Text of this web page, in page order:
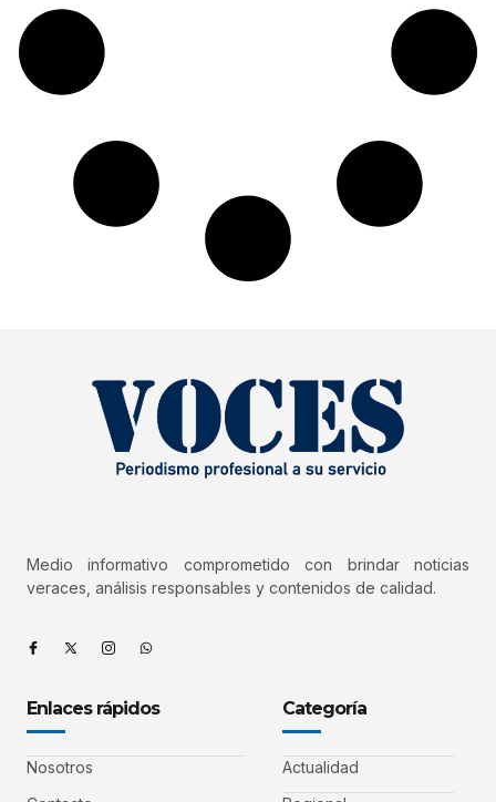
Medio informativo comprometido con brindar noticias
veraces, análisis responsables y contenidos de calidad.
Enlaces rápidos
Nosotros
Categoría
Actualidad